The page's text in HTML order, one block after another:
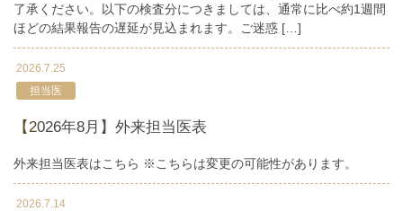
了承ください。以下の検査分につきましては、通常に比べ約1週間
ほどの結果報告の遅延が見込まれます。ご迷惑 […]
2026.7.25
担当医
【2026年8月】外来担当医表
外来担当医表はこちら ※こちらは変更の可能性があります。
2026.7.14